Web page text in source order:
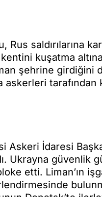
Rus saldırılarına
kuşatma
şehrine girdiğini
tarafından
Askeri İdaresi
Ukrayna güvenlik
etti. Liman’ın